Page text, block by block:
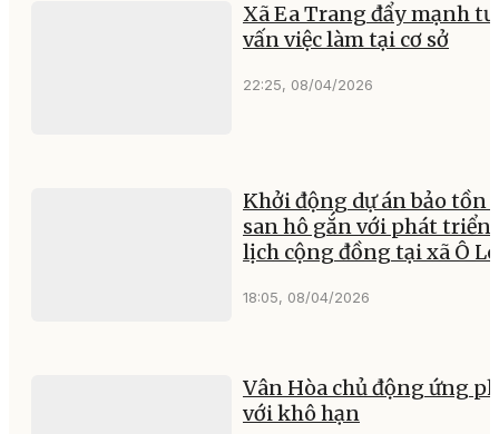
Xã Ea Trang đẩy mạnh tư
vấn việc làm tại cơ sở
22:25, 08/04/2026
Khởi động dự án bảo tồn
san hô gắn với phát triển
lịch cộng đồng tại xã Ô
18:05, 08/04/2026
Vân Hòa chủ động ứng
với khô hạn